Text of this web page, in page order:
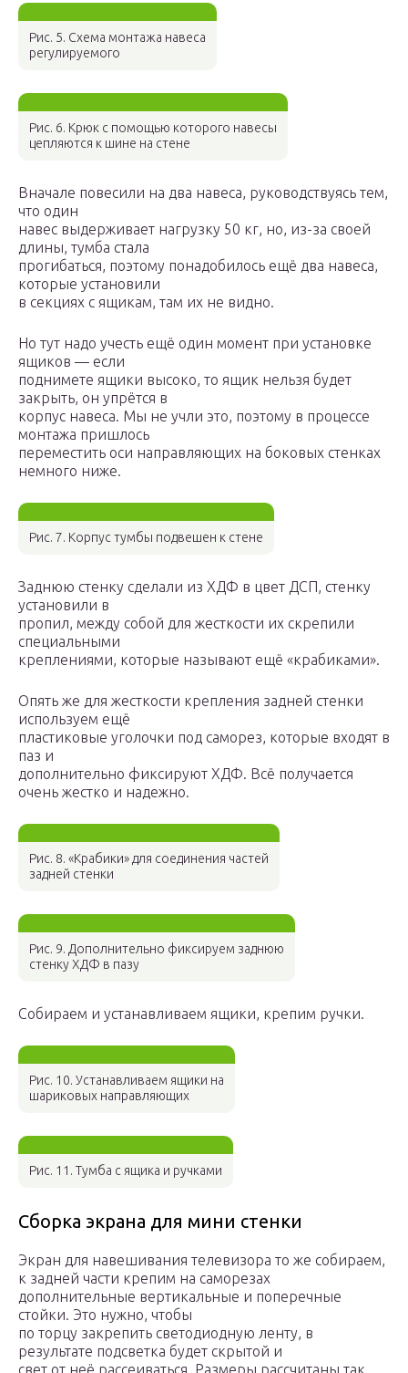
Рис. 5. Схема монтажа навеса
регулируемого
Рис. 6. Крюк с помощью которого навесы
цепляются к шине на стене
Вначале повесили на два навеса, руководствуясь тем,
что один
навес выдерживает нагрузку 50 кг, но, из-за своей
длины, тумба стала
прогибаться, поэтому понадобилось ещё два навеса,
которые установили
в секциях с ящикам, там их не видно.
Но тут надо учесть ещё один момент при установке
ящиков — если
поднимете ящики высоко, то ящик нельзя будет
закрыть, он упрётся в
корпус навеса. Мы не учли это, поэтому в процессе
монтажа пришлось
переместить оси направляющих на боковых стенках
немного ниже.
Рис. 7. Корпус тумбы подвешен к стене
Заднюю стенку сделали из ХДФ в цвет ДСП, стенку
установили в
пропил, между собой для жесткости их скрепили
специальными
креплениями, которые называют ещё «крабиками».
Опять же для жесткости крепления задней стенки
используем ещё
пластиковые уголочки под саморез, которые входят в
паз и
дополнительно фиксируют ХДФ. Всё получается
очень жестко и надежно.
Рис. 8. «Крабики» для соединения частей
задней стенки
Рис. 9. Дополнительно фиксируем заднюю
стенку ХДФ в пазу
Собираем и устанавливаем ящики, крепим ручки.
Рис. 10. Устанавливаем ящики на
шариковых направляющих
Рис. 11. Тумба с ящика и ручками
Сборка экрана для мини стенки
Экран для навешивания телевизора то же собираем,
к задней части крепим на саморезах
дополнительные вертикальные и поперечные
стойки. Это нужно, чтобы
по торцу закрепить светодиодную ленту, в
результате подсветка будет скрытой и
свет от неё рассеиваться. Размеры рассчитаны так,